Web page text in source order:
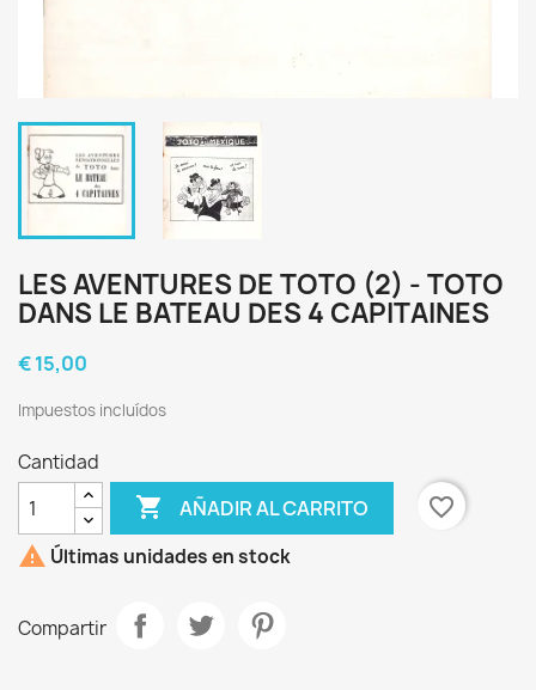
LES AVENTURES DE TOTO (2) - TOTO
DANS LE BATEAU DES 4 CAPITAINES
€ 15,00
Impuestos incluídos
Cantidad
 AÑADIR AL CARRITO
favorite_border
 Últimas unidades en stock
Compartir